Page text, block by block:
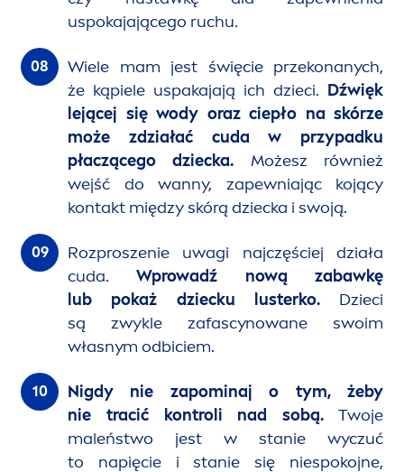
uspokajającego ruchu.
Wiele mam jest święcie przekonanych,
że kąpiele uspakajają ich dzieci. Dźwięk
lejącej się wody oraz ciepło na skórze
może zdziałać cuda w przypadku
płaczącego dziecka. Możesz również
wejść do wanny, zapewniając kojący
kontakt między skórą dziecka i swoją.
Rozproszenie uwagi najczęściej działa
cuda.Wprowadź nową zabawkę
lub pokaż dziecku lusterko. Dzieci
są zwykle zafascynowane swoim
własnym odbiciem.
Nigdy nie zapominaj o tym, żeby
nie tracić kontroli nad sobą. Twoje
maleństwo jest w stanie wyczuć
to napięcie i stanie się niespokojne,